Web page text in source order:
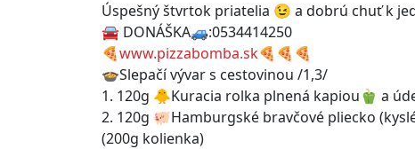
Úspešný štvrtok priatelia 😉 a dobrú chuť k
🚘 DONÁŠKA🚙:0534414250
🍕www.pizzabomba.sk🍕🍕🍕
🍲Slepačí vývar s cestovinou /1,3/
1. 120g 🐥Kuracia rolka plnená kapiou🫑 a
2. 120g 🐖Hamburgské bravčové pliecko
(200g kolienka)